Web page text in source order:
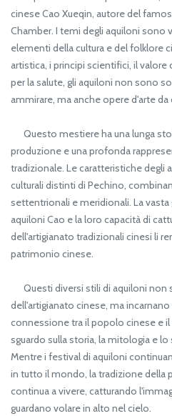
cinese Cao Xueqin, autore del
Chamber. I temi degli aquiloni sono
elementi della cultura e del folklore
artistica, i principi scientifici, il
per la salute, gli aquiloni non sono
ammirare, ma anche opere d'arte
Questo mestiere ha una lunga
produzione e una profonda
tradizionale. Le caratteristiche degli
culturali distinti di Pechino,
settentrionali e meridionali. La
aquiloni Cao e la loro capacità di
dell'artigianato tradizionali cinesi li
patrimonio cinese.
Questi diversi stili di aquiloni non
dell'artigianato cinese, ma
connessione tra il popolo cinese e
sguardo sulla storia, la mitologia e
Mentre i festival di aquiloni
in tutto il mondo, la tradizione della
continua a vivere, catturando
guardano volare in alto nel cielo.